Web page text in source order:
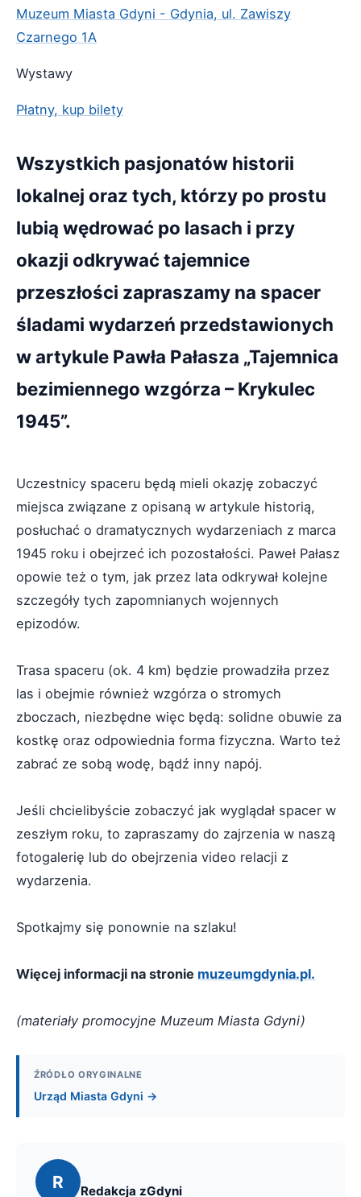
Muzeum Miasta Gdyni - Gdynia, ul. Zawiszy
Czarnego 1A
Wystawy
Płatny, kup bilety
Wszystkich pasjonatów historii
lokalnej oraz tych, którzy po prostu
lubią wędrować po lasach i przy
okazji odkrywać tajemnice
przeszłości zapraszamy na spacer
śladami wydarzeń przedstawionych
w artykule Pawła Pałasza „Tajemnica
bezimiennego wzgórza – Krykulec
1945”.
Uczestnicy spaceru będą mieli okazję zobaczyć
miejsca związane z opisaną w artykule historią,
posłuchać o dramatycznych wydarzeniach z marca
1945 roku i obejrzeć ich pozostałości. Paweł Pałasz
opowie też o tym, jak przez lata odkrywał kolejne
szczegóły tych zapomnianych wojennych
epizodów.
Trasa spaceru (ok. 4 km) będzie prowadziła przez
las i obejmie również wzgórza o stromych
zboczach, niezbędne więc będą: solidne obuwie za
kostkę oraz odpowiednia forma fizyczna. Warto też
zabrać ze sobą wodę, bądź inny napój.
Jeśli chcielibyście zobaczyć jak wyglądał spacer w
zeszłym roku, to zapraszamy do zajrzenia w naszą
fotogalerię lub do obejrzenia video relacji z
wydarzenia.
Spotkajmy się ponownie na szlaku!
Więcej informacji na stronie muzeumgdynia.pl.
(materiały promocyjne Muzeum Miasta Gdyni)
ŹRÓDŁO ORYGINALNE
Urząd Miasta Gdyni →
R Redakcja zGdyni